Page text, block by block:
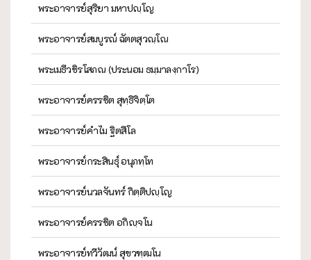
พระอาจารย์สุริยา มหาปญฺโญ
พระอาจารย์สมบูรณ์ ฉัตตสุวณฺโณ
พระเมธีวชิรโสภณ (ประนอม ธมฺมาลงฺกาโร)
พระอาจารย์ครรชิต สุทฺธิจิตฺโต
พระอาจารย์คำไม ฐิตสีโล
พระอาจารย์กระสินธุ์ อนุภทฺโท
พระอาจารย์นวลจันทร์ กิตฺติปญฺโญ
พระอาจารย์ครรชิต อกิญฺจโน
พระอาจารย์ทวีวัฒน์ สุขวฑฺฒโน